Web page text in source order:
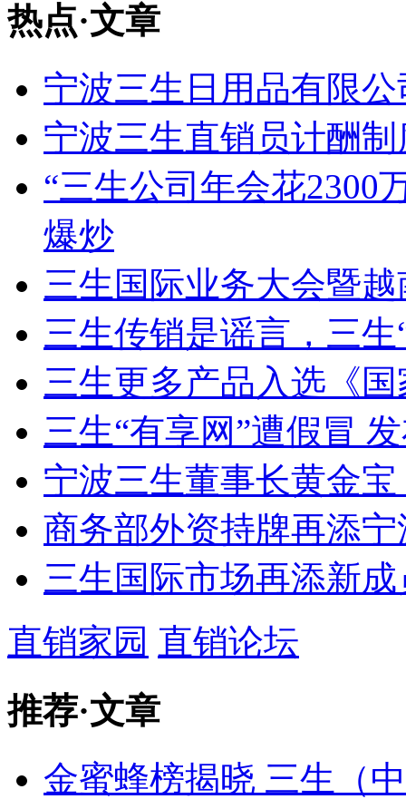
热点·文章
宁波三生日用品有限
宁波三生直销员计酬制
“三生公司年会花2300
爆炒
三生国际业务大会暨
三生传销是谣言，三
三生更多产品入选《
三生“有享网”遭假冒
宁波三生董事长黄金
商务部外资持牌再添
三生国际市场再添新
直销家园 直销论坛
推荐·文章
金蜜蜂榜揭晓 三生（